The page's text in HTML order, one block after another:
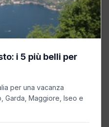
i 5 più belli per
per una vacanza
Garda, Maggiore, Iseo e